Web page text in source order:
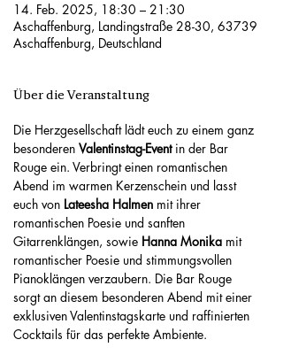
14. Feb. 2025, 18:30 – 21:30
Aschaffenburg, Landingstraße 28-30, 63739
Aschaffenburg, Deutschland
Über die Veranstaltung
Die Herzgesellschaft lädt euch zu einem ganz
besonderen Valentinstag-Event in der Bar
Rouge ein. Verbringt einen romantischen
Abend im warmen Kerzenschein und lasst
euch von Lateesha Halmen mit ihrer
romantischen Poesie und sanften
Gitarrenklängen, sowie Hanna Monika mit
romantischer Poesie und stimmungsvollen
Pianoklängen verzaubern. Die Bar Rouge
sorgt an diesem besonderen Abend mit einer
exklusiven Valentinstagskarte und raffinierten
Cocktails für das perfekte Ambiente.